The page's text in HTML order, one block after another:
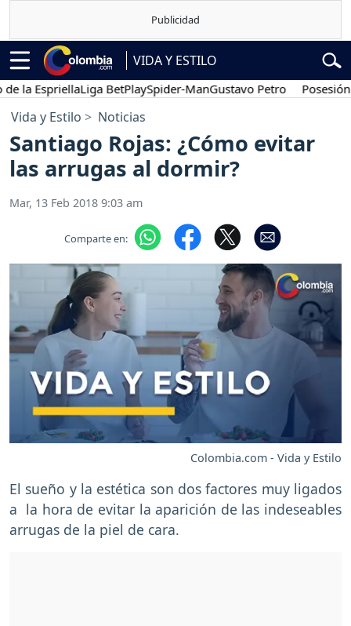
VIDA Y ESTILO
EspriellaLiga BetPlaySpider-ManGustavo Petro Posesión
Vida y Estilo Noticias
Santiago Rojas: ¿Cómo evitar
las arrugas al dormir?
Mar, 13 Feb 2018 9:03 am
Comparte en:
Colombia.com - Vida y Estilo
El sueño y la estética son dos factores muy ligados
a la hora de evitar la aparición de las indeseables
arrugas de la piel de cara.